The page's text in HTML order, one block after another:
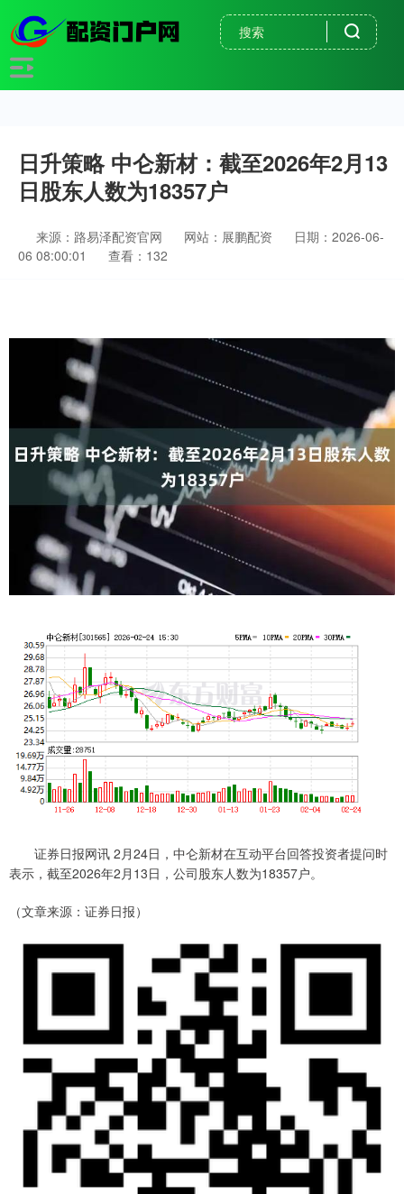
日升策略 中仑新材：截至2026年2月13
日股东人数为18357户
来源：路易泽配资官网 网站：展鹏配资
日期：2026-06-
06 08:00:01
查看：132
证券日报网讯 2月24日，中仑新材在互动平台回答投资者提问时
表示，截至2026年2月13日，公司股东人数为18357户。
（文章来源：证券日报）